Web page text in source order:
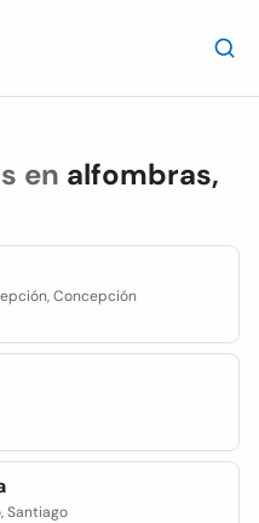
en alfombras,
Concepción
Santiago